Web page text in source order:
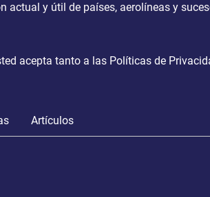
actual y útil de países, aerolíneas y
acepta tanto a las Políticas de
Artículos